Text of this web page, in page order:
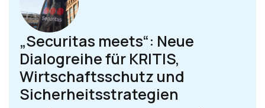
„Securitas meets“: Neue
Dialogreihe für KRITIS,
Wirtschaftsschutz und
Sicherheitsstrategien